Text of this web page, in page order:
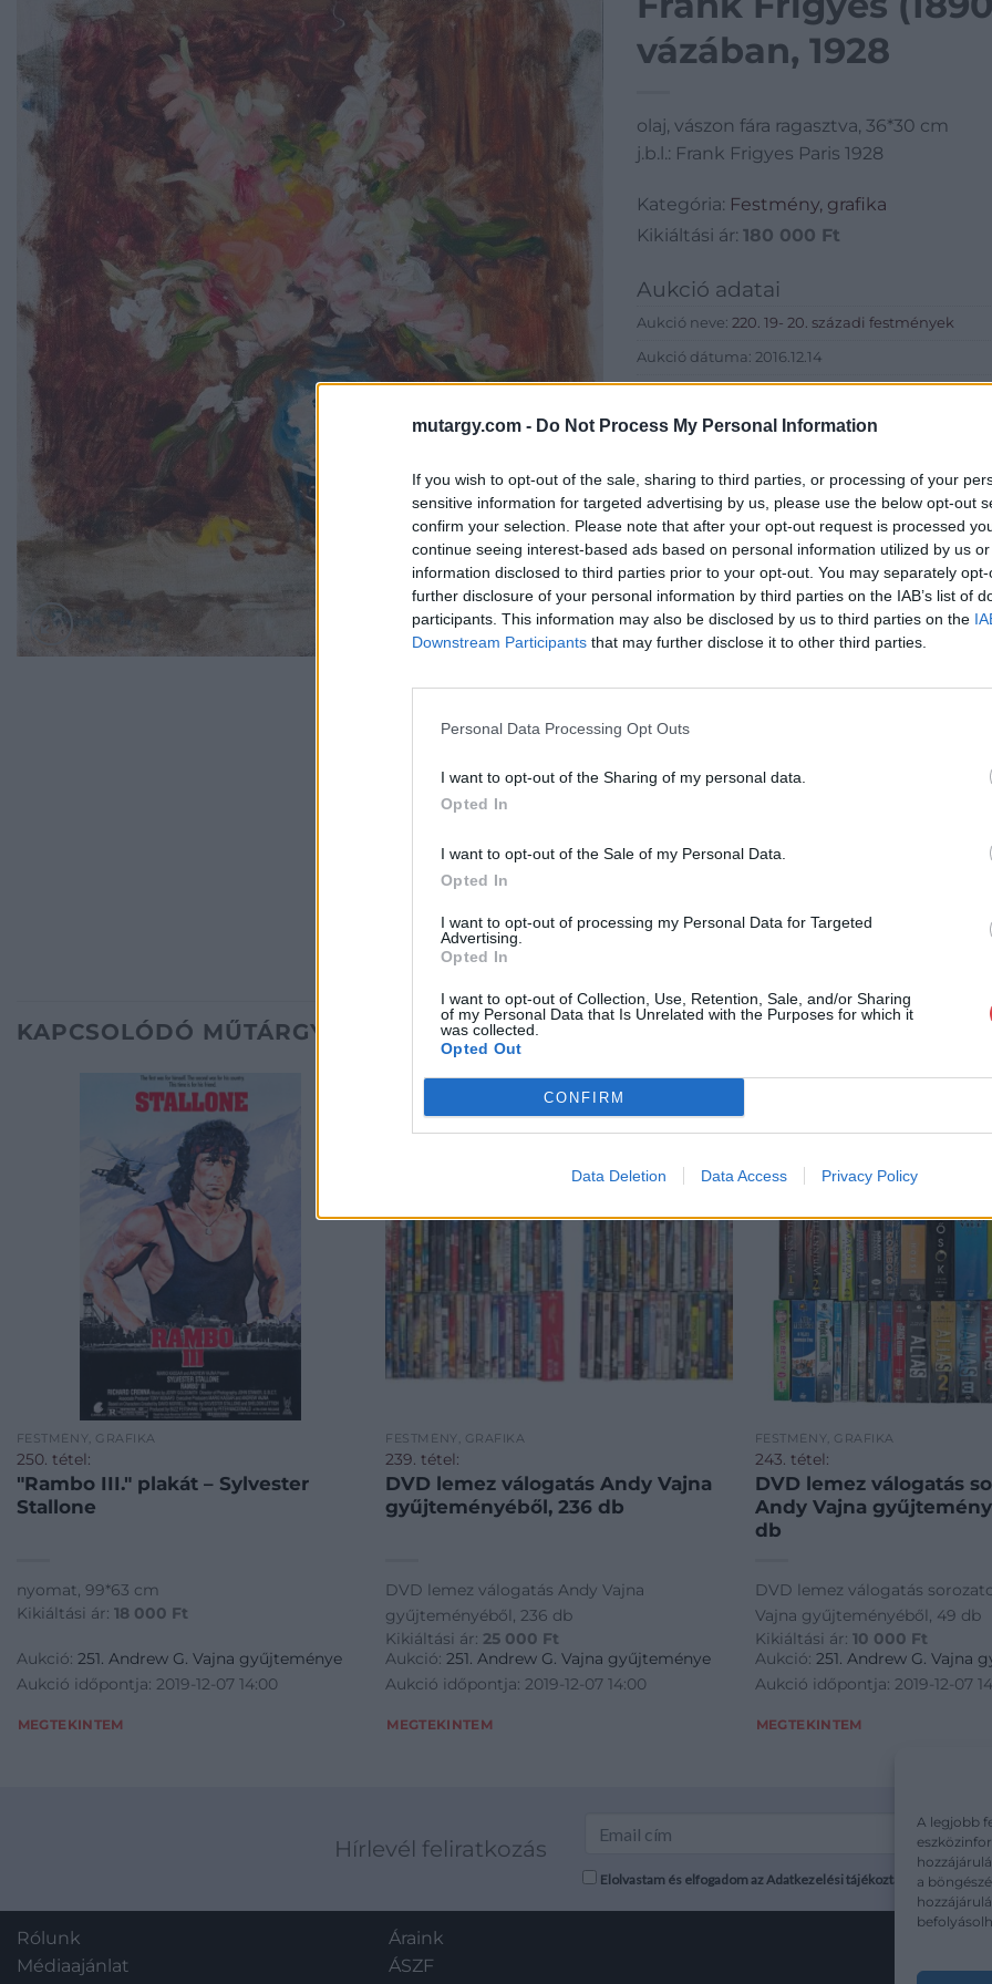
mutargy.com - Do Not Process My Personal Information
If you wish to opt-out of the sale, sharing to third parties, or processing of your
sensitive information for targeted advertising by us, please use the below opt-out
confirm your selection. Please note that after your opt-out request is processed
continue seeing interest-based ads based on personal information utilized by us
information disclosed to third parties prior to your opt-out. You may separately
further disclosure of your personal information by third parties on the IAB’s list of
participants. This information may also be disclosed by us to third parties on the
Downstream Participants that may further disclose it to other third parties.
Personal Data Processing Opt Outs
I want to opt-out of the Sharing of my personal data.
Opted In
I want to opt-out of the Sale of my Personal Data.
Opted In
I want to opt-out of processing my Personal Data for Targeted
Advertising.
Opted In
I want to opt-out of Collection, Use, Retention, Sale, and/or Sharing
of my Personal Data that Is Unrelated with the Purposes for which it
was collected.
Opted Out
CONFIRM
Data Deletion Data Access Privacy Policy
A legjobb
a
vázában, 1928
olaj, vászon fára ragasztva, 36*30 cm
j.b.l.: Frank Frigyes Paris 1928
Kategória: Festmény, grafika
Kikiáltási ár: 180 000 Ft
Aukció adatai
Aukció neve: 220. 19- 20. századi festmények
Aukció dátuma: 2016.12.14
Aukció helye: Budapest, Balaton utca 8.
Eladó adatai
Eladó:
Cím: Müller
Nagyházi
1055
Bemutatkozás: Magas színvonalú festmények
ékszerek, néprajzi tárgyak értékesítése és
értékbecslés. Árveréseinkre a tárgyfelvétel
KAPCSOLÓDÓ MŰTÁRGYAK
FESTMÉNY, GRAFIKA
250. tétel:
"Rambo III." plakát – Sylvester
Stallone
nyomat, 99*63 cm
Kikiáltási ár: 18 000 Ft
Aukció: 251. Andrew G. Vajna gyűjteménye
Aukció időpontja: 2019-12-07 14:00
MEGTEKINTEM
FESTMÉNY, GRAFIKA
239. tétel:
DVD lemez válogatás Andy Vajna
gyűjteményéből, 236 db
DVD lemez válogatás Andy Vajna
gyűjteményéből, 236 db
Kikiáltási ár: 25 000 Ft
Aukció:251. Andrew G. Vajna gyűjteménye
Aukció időpontja: 2019-12-07 14:00
MEGTEKINTEM
FESTMÉNY, GRAFIKA
243. tétel:
DVD lemez válogatás
Andy Vajna
db
DVD lemez válogatás
Vajna gyűjteményéből, 49 db
Kikiáltási ár: 10 000 Ft
Aukció: 251. Andrew G. Vajna
Aukció időpontja: 2019-12-07
MEGTEKINTEM
Hírlevél feliratkozás
Elolvastam és elfogadom az Adatkezelési tájékoztatót:
Rólunk
Médiaajánlat
Áraink
ÁSZF